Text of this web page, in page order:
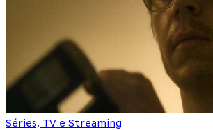
Séries, TV e Streaming